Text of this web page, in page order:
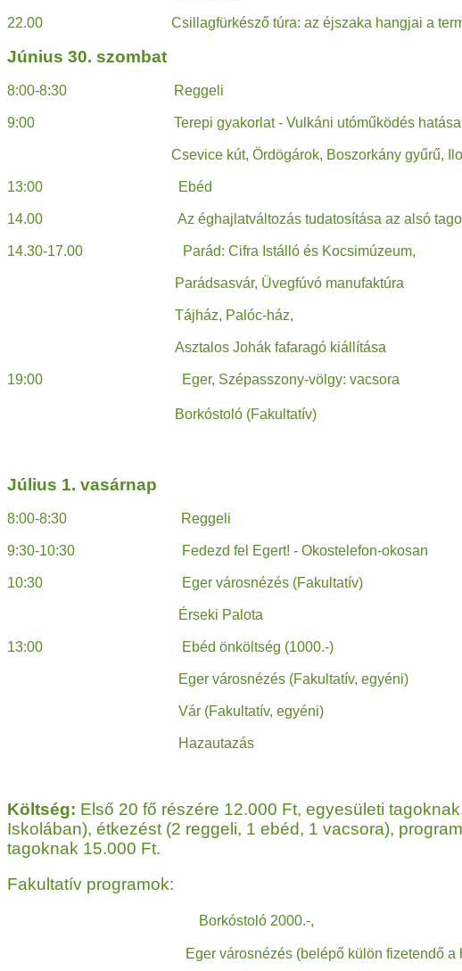
22.00 Csillagfürkésző túra: az éjszaka hangjai a
Június 30. szombat
8:00-8:30 Reggeli
9:00 Terepi gyakorlat - Vulkáni utóműködés hatása
Csevice kút, Ördögárok, Boszorkány gyűrű, Ilona
13:00 Ebéd
14.00 Az éghajlatváltozás tudatosítása az alsó
14.30-17.00 Parád: Cifra Istálló és Kocsimúzeum,
Parádsasvár, Üvegfúvó manufaktúra
Tájház, Palóc-ház,
Asztalos Johák fafaragó kiállítása
19:00 Eger, Szépasszony-völgy: vacsora
Borkóstoló (Fakultatív)
Július 1. vasárnap
8:00-8:30 Reggeli
9:30-10:30 Fedezd fel Egert! - Okostelefon-okosan
10:30 Eger városnézés (Fakultatív)
Érseki Palota
13:00 Ebéd önköltség (1000.-)
Eger városnézés (Fakultatív, egyéni)
Vár (Fakultatív, egyéni)
Hazautazás
Költség: Első 20 fő részére 12.000 Ft, egyesületi
Iskolában), étkezést (2 reggeli, 1 ebéd, 1 vacsora),
tagoknak 15.000 Ft.
Fakultatív programok:
Borkóstoló 2000.-,
Eger városnézés (belépő külön fizetendő a